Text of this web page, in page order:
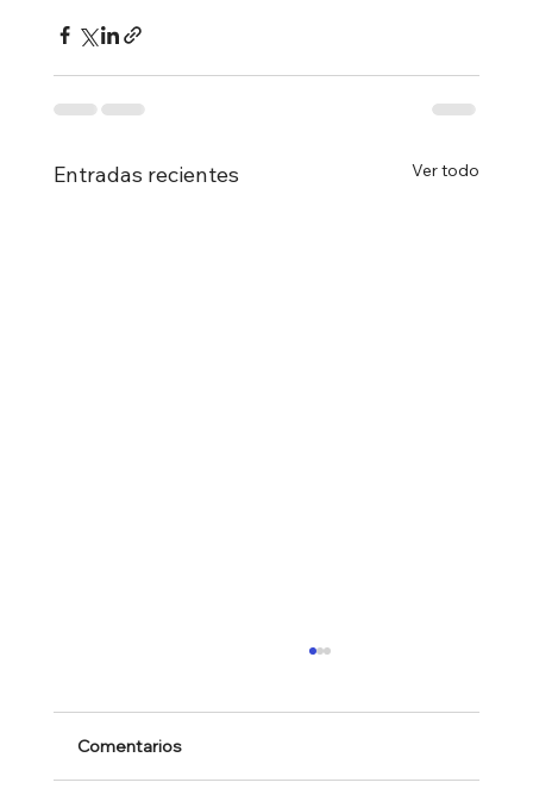
Entradas recientes Ver todo
Comentarios